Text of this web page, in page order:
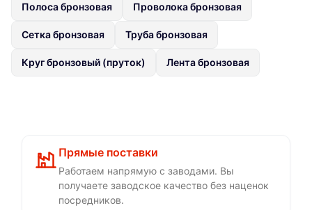
Полоса бронзовая Проволока бронзовая
Сетка бронзовая Труба бронзовая
Круг бронзовый (пруток) Лента бронзовая
Прямые поставки
Работаем напрямую с заводами. Вы
получаете заводское качество без наценок
посредников.